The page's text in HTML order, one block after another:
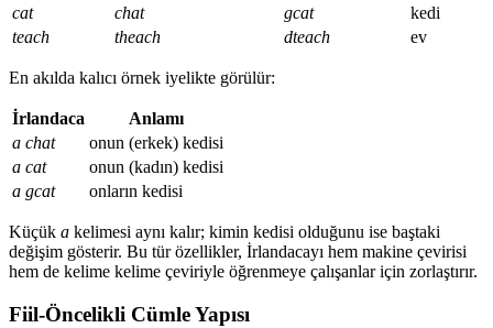
cat
chat gcat
kedi
teach
theach dteach ev
En akılda kalıcı örnek iyelikte görülür:
İrlandaca
Anlamı
a chat
onun (erkek) kedisi
a cat
onun (kadın) kedisi
a gcat
onların kedisi
Küçük a kelimesi aynı kalır; kimin kedisi olduğunu ise baştaki
değişim gösterir. Bu tür özellikler, İrlandacayı hem makine çevirisi
hem de kelime kelime çeviriyle öğrenmeye çalışanlar için zorlaştırır.
Fiil-Öncelikli Cümle Yapısı